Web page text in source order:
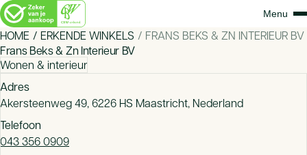
HOME ERKENDE WINKELS
FRANS BEKS & ZN INTERIEUR BV
Frans Beks & Zn Interieur BV
Wonen & interieur
Adres
Akersteenweg 49, 6226 HS Maastricht, Nederland
Telefoon
043 356 0909